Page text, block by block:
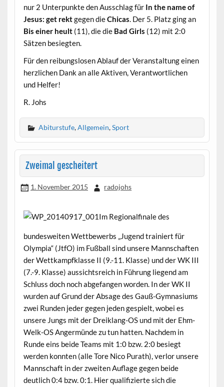
nur 2 Unterpunkte den Ausschlag für In the name of
Jesus: get rektgegen dieChicas. Der 5. Platz ging an
Bis einer heult(11), die die Bad Girls (12) mit 2:0
Sätzen besiegten.
Für den reibungslosen Ablauf der Veranstaltung einen
herzlichen Dank an alle Aktiven, Verantwortlichen
und Helfer!
R. Johs
Abiturstufe,Allgemein,Sport
Zweimal gescheitert
1. November 2015 radojohs
Im Regionalfinale des
bundesweiten Wettbewerbs „Jugend trainiert für
Olympia“ (JtfO) im Fußball sind unsere Mannschaften
der Wettkampfklasse II (9.-11. Klasse) und der WK III
(7.-9. Klasse) aussichtsreich in Führung liegend am
Schluss doch noch abgefangen worden. In der WK II
wurden auf Grund der Absage des Gauß-Gymnasiums
zwei Runden jeder gegen jeden gespielt, wobei es
unsere Jungs mit der Dreiklang-OS und mit der Ehm-
Welk-OS Angermünde zu tun hatten. Nachdem in
Runde eins beide Teams mit 1:0 bzw. 2:0 besiegt
werden konnten (alle Tore Nico Purath), verlor unsere
Mannschaft in der zweiten Auflage gegen beide
deutlich 0:4 bzw. 0:1. Hier qualifizierte sich die